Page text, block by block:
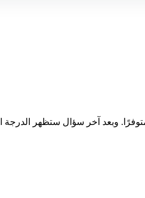
وبعد آخر سؤال ستظهر الدرجة